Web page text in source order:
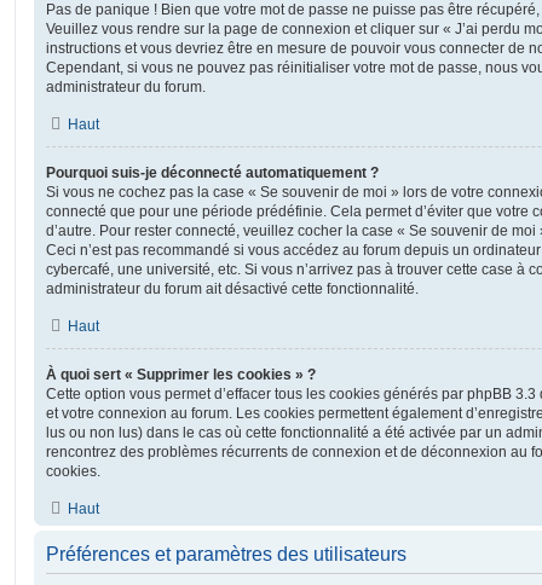
Pas de panique ! Bien que votre mot de passe ne puisse pas être
Veuillez vous rendre sur la page de connexion et cliquer sur « J’ai perdu
instructions et vous devriez être en mesure de pouvoir vous connecter de
Cependant, si vous ne pouvez pas réinitialiser votre mot de passe, nous
administrateur du forum.
Haut
Pourquoi suis-je déconnecté automatiquement ?
Si vous ne cochez pas la case « Se souvenir de moi » lors de votre
connecté que pour une période prédéfinie. Cela permet d’éviter que votre
d’autre. Pour rester connecté, veuillez cocher la case « Se souvenir de
Ceci n’est pas recommandé si vous accédez au forum depuis un
cybercafé, une université, etc. Si vous n’arrivez pas à trouver cette case à
administrateur du forum ait désactivé cette fonctionnalité.
Haut
À quoi sert « Supprimer les cookies » ?
Cette option vous permet d’effacer tous les cookies générés par phpBB
et votre connexion au forum. Les cookies permettent également
lus ou non lus) dans le cas où cette fonctionnalité a été activée par un
rencontrez des problèmes récurrents de connexion et de déconnexion au
cookies.
Haut
Préférences et paramètres des utilisateurs